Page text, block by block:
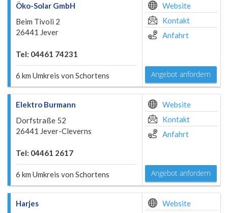
Öko-Solar GmbH
Beim Tivoli 2
26441 Jever
Tel: 04461 74231
6 km Umkreis von Schortens
Website
Kontakt
Anfahrt
Angebot anfordern
Elektro Burmann
Dorfstraße 52
26441 Jever-Cleverns
Tel: 04461 2617
6 km Umkreis von Schortens
Website
Kontakt
Anfahrt
Angebot anfordern
Harjes
Website